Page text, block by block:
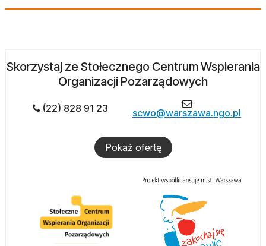
Skorzystaj ze Stołecznego Centrum Wspierania
Organizacji Pozarządowych
(22) 828 91 23 scwo@warszawa.ngo.pl
Pokaż ofertę